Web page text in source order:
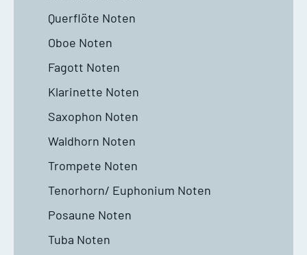
Querflöte Noten
Oboe Noten
Fagott Noten
Klarinette Noten
Saxophon Noten
Waldhorn Noten
Trompete Noten
Tenorhorn/ Euphonium Noten
Posaune Noten
Tuba Noten